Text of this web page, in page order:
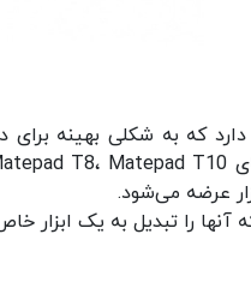
دارد که به شکلی بهینه
را تبدیل به یک ابزار